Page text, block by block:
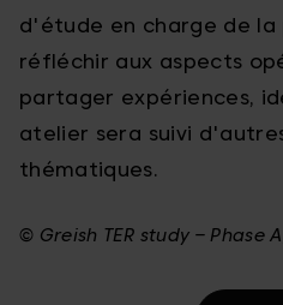
d'étude en charge de
réfléchir aux aspects
partager expériences,
atelier sera suivi
thématiques.
© Greish TER study – Phase